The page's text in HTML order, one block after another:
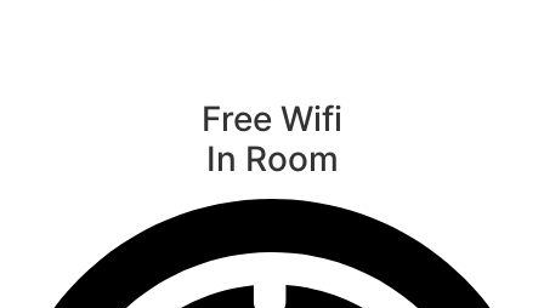
Free Wifi
In Room